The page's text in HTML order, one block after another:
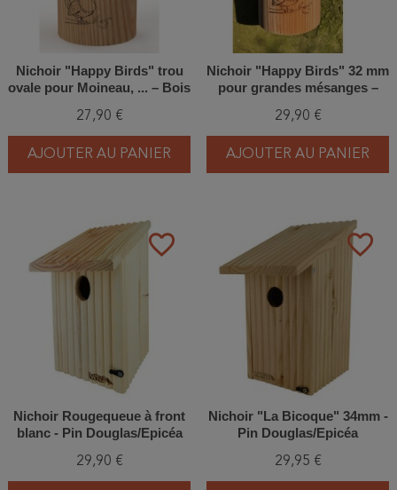
Nichoir "Happy Birds" trou
ovale pour Moineau, ... – Bois
27,90 €
AJOUTER AU PANIER
Nichoir "Happy Birds" 32 mm
pour grandes mésanges –
29,90 €
AJOUTER AU PANIER
favorite_border
Nichoir Rougequeue à front
blanc - Pin Douglas/Epicéa
29,90 €
favorite_border
Nichoir "La Bicoque" 34mm -
Pin Douglas/Epicéa
29,95 €